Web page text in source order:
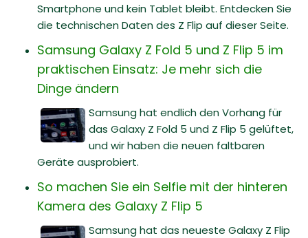
Smartphone und kein Tablet bleibt. Entdecken Sie
die technischen Daten des Z Flip auf dieser Seite.
Samsung Galaxy Z Fold 5 und Z Flip 5 im
praktischen Einsatz: Je mehr sich die
Dinge ändern
Samsung hat endlich den Vorhang für
das Galaxy Z Fold 5 und Z Flip 5 gelüftet,
und wir haben die neuen faltbaren
Geräte ausprobiert.
So machen Sie ein Selfie mit der hinteren
Kamera des Galaxy Z Flip 5
Samsung hat das neueste Galaxy Z Flip